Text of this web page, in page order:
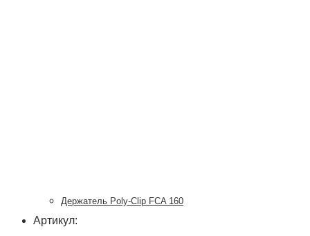
Держатель Poly-Clip FCA 160
Артикул: